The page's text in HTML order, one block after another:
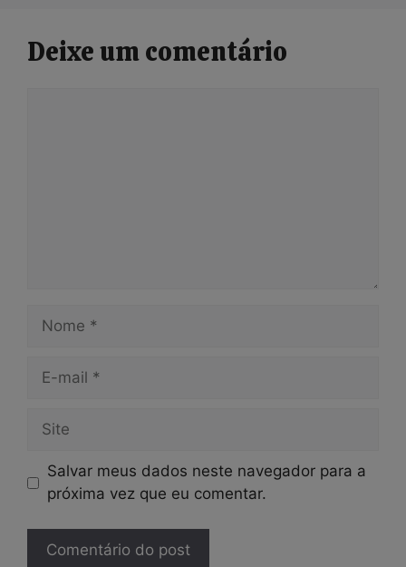
Deixe um comentário
Nome
Site
Salvar meus dados neste navegador para a
próxima vez que eu comentar.